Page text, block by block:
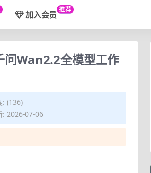
加入会员 推荐
Wan2.2全模型工作
: (136)
: 2026-07-06